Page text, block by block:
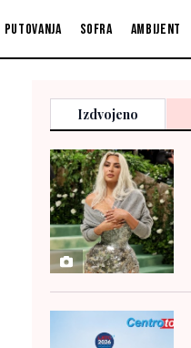
Putovanja Sofra Ambijent
Izdvojeno